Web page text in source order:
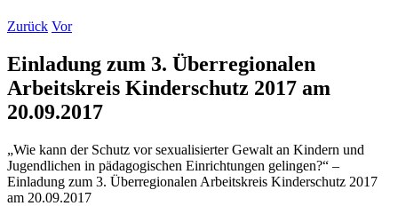
Zurück Vor
Einladung zum 3. Überregionalen
Arbeitskreis Kinderschutz 2017 am
20.09.2017
„Wie kann der Schutz vor sexualisierter Gewalt an Kindern und
Jugendlichen in pädagogischen Einrichtungen gelingen?“ –
Einladung zum 3. Überregionalen Arbeitskreis Kinderschutz 2017
am 20.09.2017